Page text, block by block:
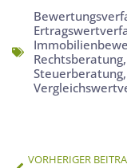
Rechtsberatung,
Steuerberatung,
VORHERIGER